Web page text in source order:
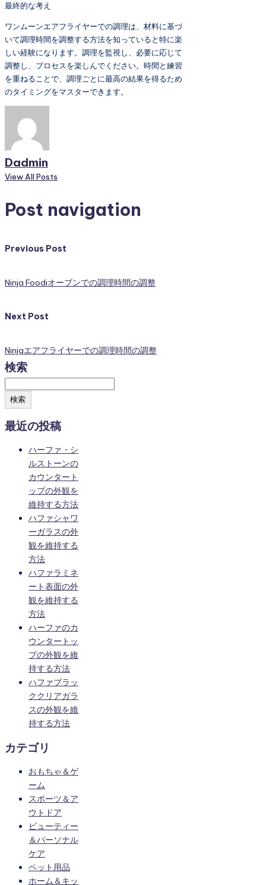
最終的な考え
ワンムーンエアフライヤーでの調理は、材料に基づ
いて調理時間を調整する方法を知っていると特に楽
しい経験になります。調理を監視し、必要に応じて
調整し、プロセスを楽しんでください。時間と練習
を重ねることで、調理ごとに最高の結果を得るため
のタイミングをマスターできます。
Dadmin
View All Posts
Post navigation
Previous Post
Ninja Foodiオーブンでの調理時間の調整
Next Post
Ninjaエアフライヤーでの調理時間の調整
検索
検索
最近の投稿
ハーファ・シ
ルストーンの
カウンタート
ップの外観を
維持する方法
ハファシャワ
ーガラスの外
観を維持する
方法
ハファラミネ
ート表面の外
観を維持する
方法
ハーファのカ
ウンタートッ
プの外観を維
持する方法
ハファブラッ
ククリアガラ
スの外観を維
持する方法
カテゴリ
おもちゃ＆ゲ
ーム
スポーツ＆ア
ウトドア
ビューティー
＆パーソナル
ケア
ペット用品
ホーム＆キッ